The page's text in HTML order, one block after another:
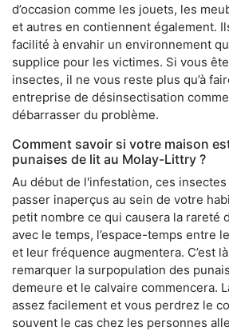
d’occasion comme les jouets, les
et autres en contiennent également.
facilité à envahir un environnement
supplice pour les victimes. Si vous
insectes, il ne vous reste plus qu’à
entreprise de désinsectisation
débarrasser du problème.
Comment savoir si votre maison
punaises de lit au Molay-Littry ?
Au début de l'infestation, ces
passer inaperçus au sein de votre
petit nombre ce qui causera la rareté
avec le temps, l’espace-temps entre
et leur fréquence augmentera. C’est
remarquer la surpopulation des
demeure et le calvaire commencera.
assez facilement et vous perdrez le
souvent le cas chez les personnes